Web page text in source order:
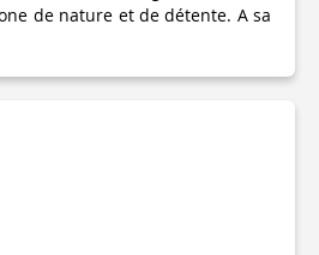
de nature et de détente. A sa